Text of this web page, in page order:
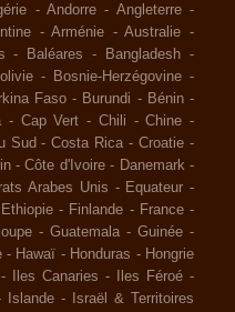
-Andorre - Angleterre -
-Arménie -Australie -
- Baléares - Bangladesh -
- Bosnie-Herzégovine -
Faso - Burundi - Bénin -
- Cap Vert - Chili -Chine -
Sud -Costa Rica -Croatie -
-Côte d'Ivoire - Danemark -
Arabes Unis - Equateur -
Ethiopie - Finlande - France -
- Guatemala - Guinée -
- Hawaï - Honduras - Hongrie
- Iles Canaries - Iles Féroé -
Islande -
Israël & Territoires